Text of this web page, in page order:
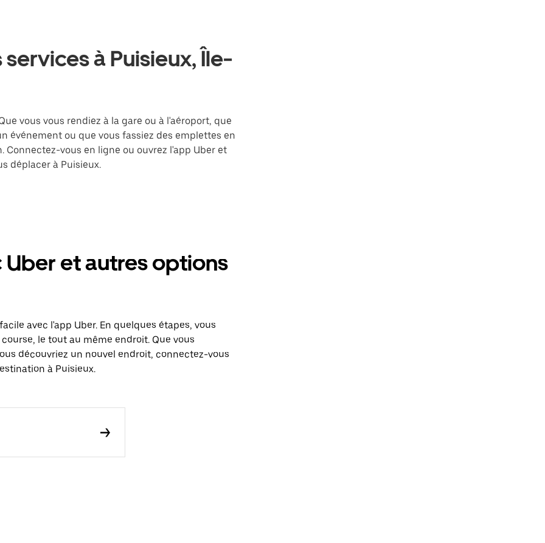
à Puisieux, Île-
vous vous rendiez à la gare ou à l'aéroport, que
événement ou que vous fassiez des emplettes en
Connectez-vous en ligne ou ouvrez l'app Uber et
déplacer à Puisieux.
Uber et autres options
avec l'app Uber. En quelques étapes, vous
le tout au même endroit. Que vous
découvriez un nouvel endroit, connectez-vous
à Puisieux.